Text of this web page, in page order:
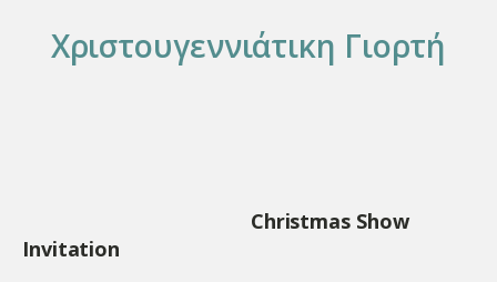
Χριστουγεννιάτικη Γιορτή
Christmas Show
Invitation